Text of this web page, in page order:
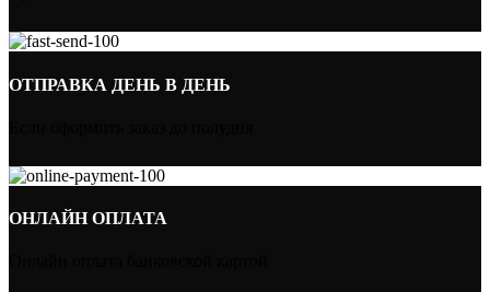
ОТПРАВКА ДЕНЬ В ДЕНЬ
ОНЛАЙН ОПЛАТА